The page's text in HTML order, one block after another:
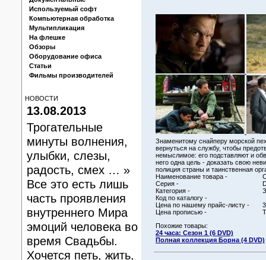
Используемый софт
Компьютерная обработка
Мультипликация
На флешке
Обзоры
Оборудование офиса
Статьи
Фильмы производителей
НОВОСТИ
13.08.2013
Трогательные
минуты волнения,
улыбки, слезы,
радость, смех … »
Все это есть лишь
часть проявления
внутреннего Мира
эмоций человека во
время Свадьбы.
Хочется петь, жить,
Знаменитому снайперу морской
вернуться на службу, чтобы
немыслимое: его подставляют и
него одна цель - доказать свою
полиция страны и таинственная
Наименование товара -
Серия -
Категория -
Код по каталогу -
Цена по нашему прайс-листу -
Цена прописью -
Похожие товары:
24 часа: Сезон 1 (6 DVD)
Полная коллекция Борна (4 DVD)